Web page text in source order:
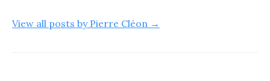
View all posts by Pierre Cléon →